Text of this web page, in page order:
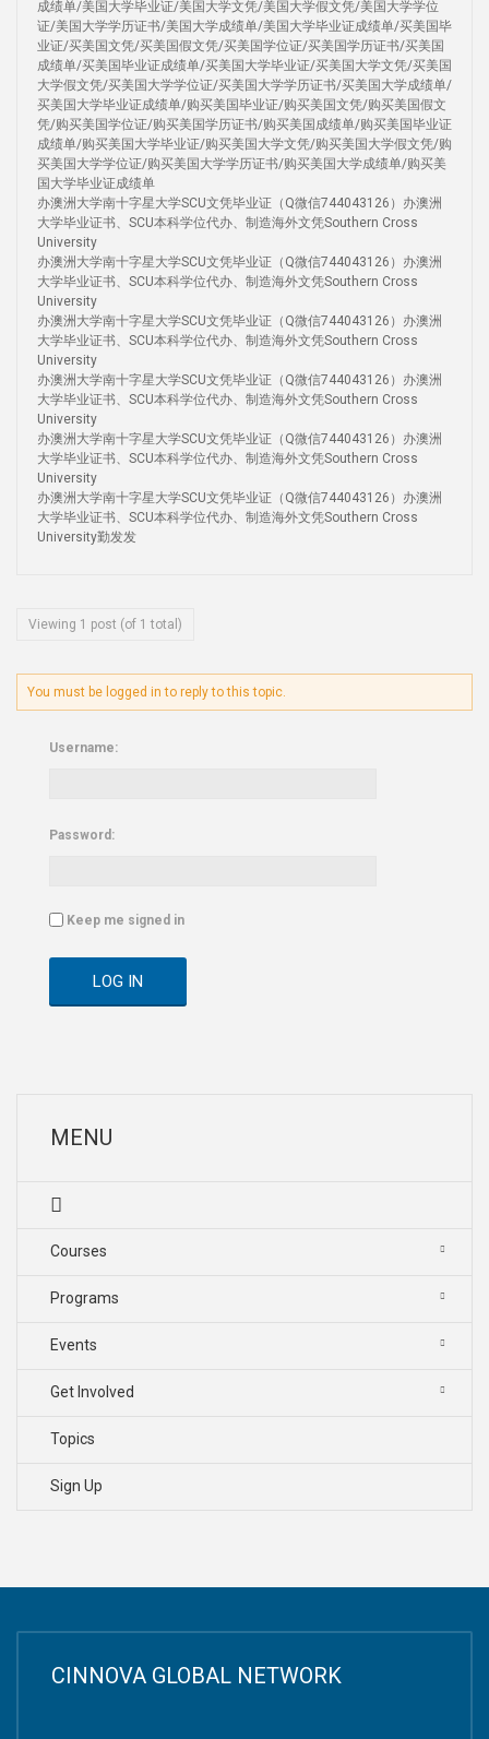
成绩单/美国大学毕业证/美国大学文凭/美国大学假文凭/美国大学学位
证/美国大学学历证书/美国大学成绩单/美国大学毕业证成绩单/买美国毕
业证/买美国文凭/买美国假文凭/买美国学位证/买美国学历证书/买美国
成绩单/买美国毕业证成绩单/买美国大学毕业证/买美国大学文凭/买美国
大学假文凭/买美国大学学位证/买美国大学学历证书/买美国大学成绩单/
买美国大学毕业证成绩单/购买美国毕业证/购买美国文凭/购买美国假文
凭/购买美国学位证/购买美国学历证书/购买美国成绩单/购买美国毕业证
成绩单/购买美国大学毕业证/购买美国大学文凭/购买美国大学假文凭/购
买美国大学学位证/购买美国大学学历证书/购买美国大学成绩单/购买美
国大学毕业证成绩单
办澳洲大学南十字星大学SCU文凭毕业证（Q微信744043126）办澳洲
大学毕业证书、SCU本科学位代办、制造海外文凭Southern Cross
University
办澳洲大学南十字星大学SCU文凭毕业证（Q微信744043126）办澳洲
大学毕业证书、SCU本科学位代办、制造海外文凭Southern Cross
University
办澳洲大学南十字星大学SCU文凭毕业证（Q微信744043126）办澳洲
大学毕业证书、SCU本科学位代办、制造海外文凭Southern Cross
University
办澳洲大学南十字星大学SCU文凭毕业证（Q微信744043126）办澳洲
大学毕业证书、SCU本科学位代办、制造海外文凭Southern Cross
University
办澳洲大学南十字星大学SCU文凭毕业证（Q微信744043126）办澳洲
大学毕业证书、SCU本科学位代办、制造海外文凭Southern Cross
University
办澳洲大学南十字星大学SCU文凭毕业证（Q微信744043126）办澳洲
大学毕业证书、SCU本科学位代办、制造海外文凭Southern Cross
University勤发发
Viewing 1 post (of 1 total)
You must be logged in to reply to this topic.
Username:
Password:
Keep me signed in
LOG IN
MENU
Courses
Programs
Events
Get Involved
Topics
Sign Up
CINNOVA GLOBAL NETWORK